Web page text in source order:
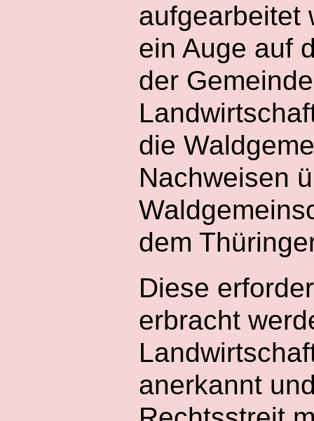
aufgearbeitet
ein Auge auf
der
die
Nachweisen
dem
Diese
erbracht
anerkannt